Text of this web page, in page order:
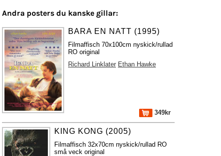
Andra posters du kanske gillar:
BARA EN NATT (1995)
Filmaffisch 70x100cm nyskick/rullad
RO original
Richard Linklater Ethan Hawke
349kr
KING KONG (2005)
Filmaffisch 32x70cm nyskick/rullad RO
små veck original